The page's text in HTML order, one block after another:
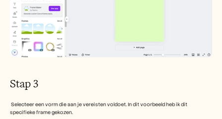
Stap 3
specifieke frame gekozen.